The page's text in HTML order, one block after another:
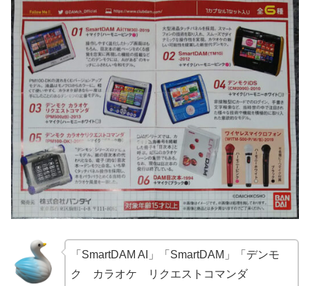
「SmartDAM AI」「SmartDAM」「デンモ
ク カラオケ リクエストコマンダ